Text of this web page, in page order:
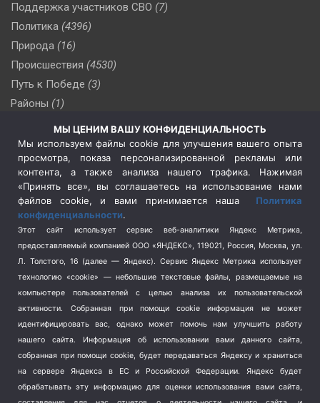
Поддержка участников СВО (7)
Политика (4396)
Природа (16)
Происшествия (4530)
Путь к Победе (3)
Районы (1)
(509)
Сельское хозяйство (3)
Социальная политика
(3)
Спецоперация в Украине
Спецоперация на Украине
(404)
Спорт (740)
Терроризм (1)
Транспорт (262)
Туризм (178)
Школа и спорт (2)
Экология (8)
Экономика (1172)
МЫ ЦЕНИМ ВАШУ КОНФИДЕНЦИАЛЬНОСТЬ
Мы используем файлы cookie для улучшения вашего опыта
просмотра, показа персонализированной рекламы или
контента, а также анализа нашего трафика. Нажимая
«Принять все», вы соглашаетесь на использование нами
файлов cookie, и вами принимается наша Политика
конфиденциальности.
Этот сайт использует сервис веб-аналитики Яндекс Метрика,
предоставляемый компанией ООО «ЯНДЕКС», 119021, Россия, Москва, ул.
Л. Толстого, 16 (далее — Яндекс). Сервис Яндекс Метрика использует
технологию «cookie» — небольшие текстовые файлы, размещаемые на
компьютере пользователей с целью анализа их пользовательской
активности.
Собранная при помощи cookie информация не может
идентифицировать вас, однако может помочь нам улучшить работу
нашего сайта. Информация об использовании вами данного сайта,
собранная при помощи cookie, будет передаваться Яндексу и храниться
на сервере Яндекса в ЕС и Российской Федерации. Яндекс будет
обрабатывать эту информацию для оценки использования вами сайта,